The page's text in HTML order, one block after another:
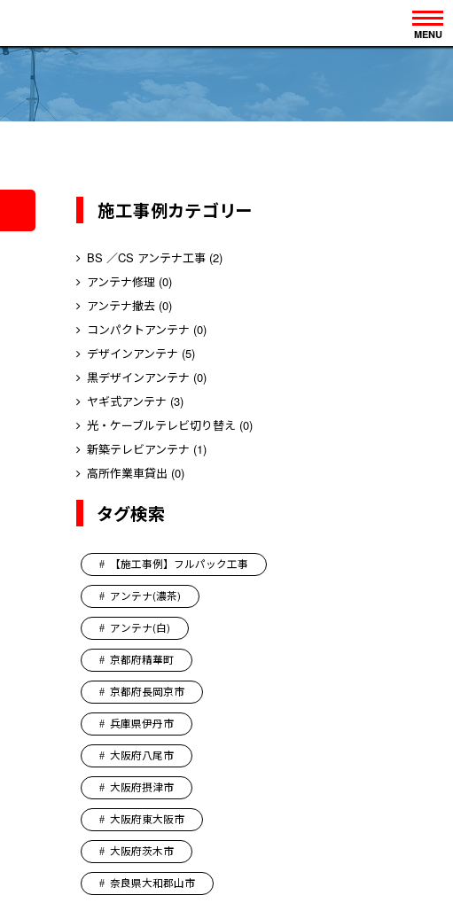
MENU
施工事例カテゴリー
BS ／CS アンテナ工事(2)
アンテナ修理 (0)
アンテナ撤去(0)
コンパクトアンテナ (0)
デザインアンテナ (5)
黒デザインアンテナ (0)
ヤギ式アンテナ (3)
光・ケーブルテレビ切り替え (0)
新築テレビアンテナ (1)
高所作業車貸出 (0)
タグ検索
【施工事例】フルパック工事
アンテナ(濃茶)
アンテナ(白)
京都府精華町
京都府長岡京市
兵庫県伊丹市
大阪府八尾市
大阪府摂津市
大阪府東大阪市
大阪府茨木市
奈良県大和郡山市